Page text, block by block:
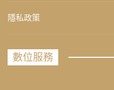
隱私政策
數位服務